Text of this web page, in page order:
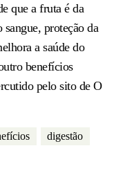
que a fruta é da
proteção da
a saúde do
benefícios
pelo sito de O
digestão